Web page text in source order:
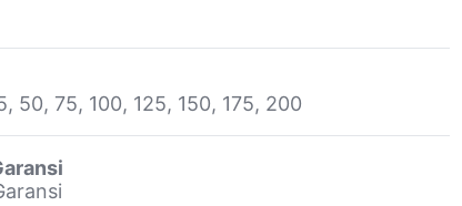
50, 75, 100, 125, 150, 175, 200